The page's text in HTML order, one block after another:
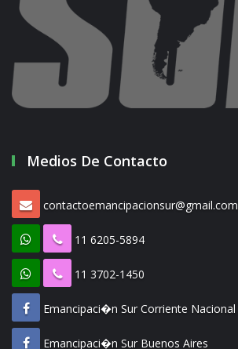
Medios De Contacto
contactoemancipacionsur@gmail.com
11 6205-5894
11 3702-1450
Emancipaci�n Sur Corriente Nacional
Emancipaci�n Sur Buenos Aires